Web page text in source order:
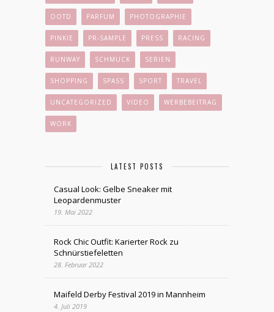
OOTD PARFUM PHOTOGRAPHIE
PINKIE PR-SAMPLE PRESS RACING
RUNWAY SCHMUCK SERIEN
SHOPPING SPASS SPORT TRAVEL
UNCATEGORIZED VIDEO WERBEBEITRAG
WORK
LATEST POSTS
Casual Look: Gelbe Sneaker mit
Leopardenmuster
19. Mai 2022
Rock Chic Outfit: Karierter Rock zu
Schnürstiefeletten
28. Februar 2022
Maifeld Derby Festival 2019 in Mannheim
4. Juli 2019